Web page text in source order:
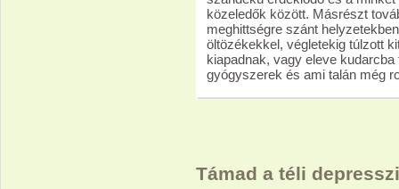
közeledők között. Másrészt
meghittségre szánt
öltözékekkel, végletekig túlzott
kiapadnak, vagy eleve
gyógyszerek és ami talán még
Támad a téli